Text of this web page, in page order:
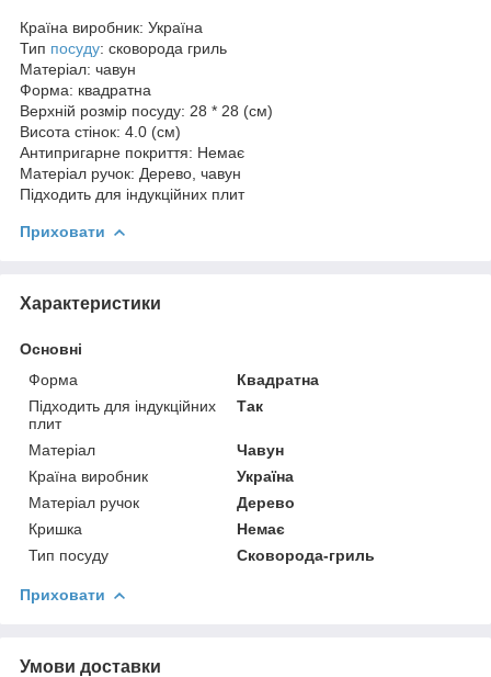
Країна виробник: Україна
Тип посуду: сковорода гриль
Матеріал: чавун
Форма: квадратна
Верхній розмір посуду: 28 * 28 (см)
Висота стінок: 4.0 (см)
Антипригарне покриття: Немає
Матеріал ручок: Дерево, чавун
Підходить для індукційних плит
Приховати
Характеристики
Основні
Форма
Квадратна
Підходить для індукційних
плит
Так
Матеріал
Чавун
Країна виробник
Україна
Матеріал ручок
Дерево
Кришка
Немає
Тип посуду
Сковорода-гриль
Приховати
Умови доставки